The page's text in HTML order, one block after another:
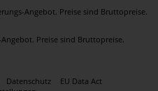
Angebot. Preise sind Bruttopreise.
Preise sind Bruttopreise.
Datenschutz
EU Data Act